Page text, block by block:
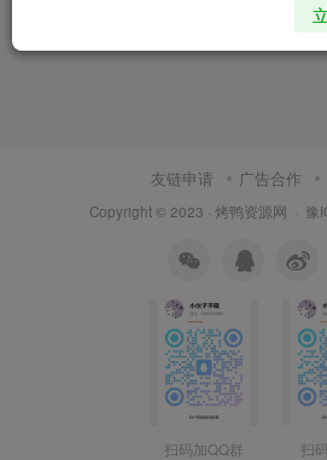
友链申请 广告合作
Copyright © 2023 · 烤鸭资源网 · 豫
扫码加QQ群 扫